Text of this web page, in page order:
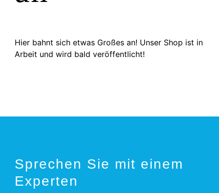
Hier bahnt sich etwas Großes an! Unser Shop ist in
Arbeit und wird bald veröffentlicht!
Sprechen Sie mit einem
Experten